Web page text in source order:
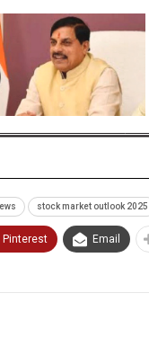
stock market outlook 2025
Pinterest Email